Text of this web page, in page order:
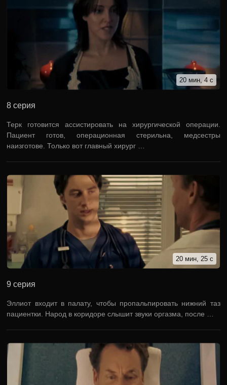
20 мин, 4 с
8 серия
Терк готовится ассистировать на хирургической операции.
Пациент готов, операционная стерильна, медсестры
наизготове. Только вот главный хирург …
20 мин, 25 с
9 серия
Эллиот входит в палату, чтобы пропальпировать нижний таз
пациентки. Народ в коридоре слышит звуки оргазма, после …